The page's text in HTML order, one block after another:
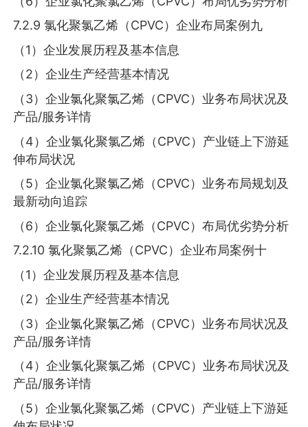
7.2.9 氯化聚氯乙烯（CPVC）企业布局案例九
（1）企业发展历程及基本信息
（2）企业生产经营基本情况
（3）企业氯化聚氯乙烯（CPVC）业务布局状况及
产品/服务详情
（4）企业氯化聚氯乙烯（CPVC）产业链上下游延
伸布局状况
（5）企业氯化聚氯乙烯（CPVC）业务布局规划及
最新动向追踪
（6）企业氯化聚氯乙烯（CPVC）布局优劣势分析
7.2.10 氯化聚氯乙烯（CPVC）企业布局案例十
（1）企业发展历程及基本信息
（2）企业生产经营基本情况
（3）企业氯化聚氯乙烯（CPVC）业务布局状况及
产品/服务详情
（4）企业氯化聚氯乙烯（CPVC）业务布局状况及
产品/服务详情
（5）企业氯化聚氯乙烯（CPVC）产业链上下游延